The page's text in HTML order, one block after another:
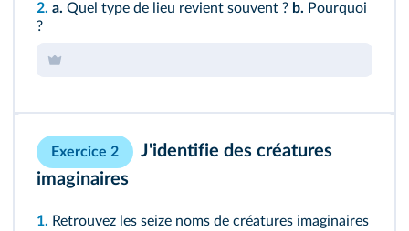
2. a. Quel type de lieu revient souvent ? b. Pourquoi
?
Exercice 2
J'identifie des créatures
imaginaires
1. Retrouvez les seize noms de créatures imaginaires